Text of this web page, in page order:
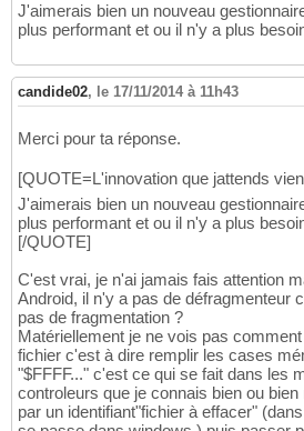
J'aimerais bien un nouveau
plus performant et ou il n'y a plus
candide02, le 17/11/2014 à 11h43
Merci pour ta réponse.
[QUOTE=L'innovation que jattends
J'aimerais bien un nouveau
plus performant et ou il n'y a plus
[/QUOTE]
C'est vrai, je n'ai jamais fais attention
Android, il n'y a pas de défragmenteur
pas de fragmentation ?
Matériellement je ne vois pas
fichier c'est à dire remplir les cases
"$FFFF..." c'est ce qui se fait dans les
controleurs que je connais bien ou
par un identifiant"fichier à effacer"